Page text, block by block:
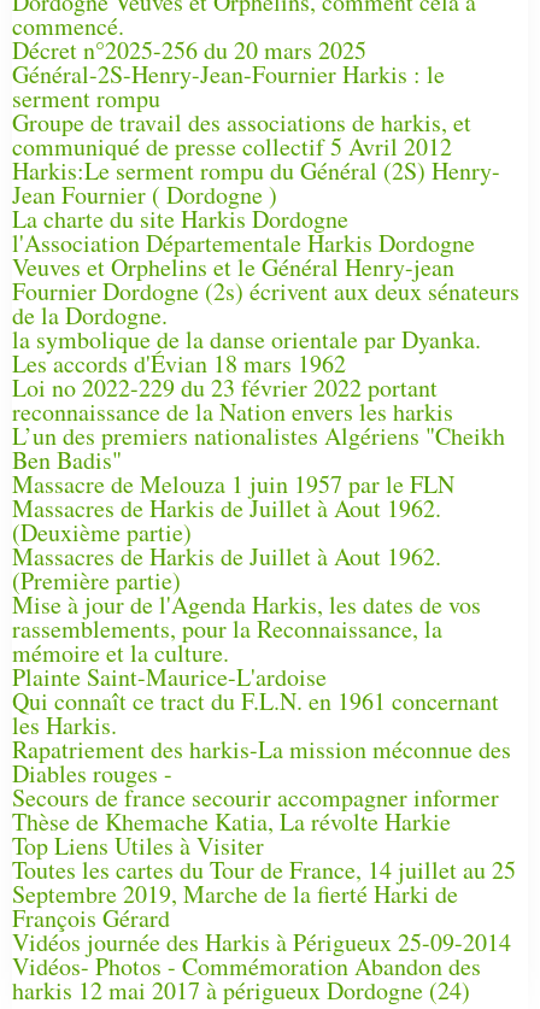
commencé.
Décret n°2025-256 du 20 mars 2025
Général-2S-Henry-Jean-Fournier Harkis : le
serment rompu
Groupe de travail des associations de harkis, et
communiqué de presse collectif 5 Avril 2012
Harkis:Le serment rompu du Général (2S) Henry-
Jean Fournier ( Dordogne )
La charte du site Harkis Dordogne
l'Association Départementale Harkis Dordogne
Veuves et Orphelins et le Général Henry-jean
Fournier Dordogne (2s) écrivent aux deux sénateurs
de la Dordogne.
la symbolique de la danse orientale par Dyanka.
Les accords d'Évian 18 mars 1962
Loi no 2022-229 du 23 février 2022 portant
reconnaissance de la Nation envers les harkis
L’un des premiers nationalistes Algériens "Cheikh
Ben Badis"
Massacre de Melouza 1 juin 1957 par le FLN
Massacres de Harkis de Juillet à Aout 1962.
(Deuxième partie)
Massacres de Harkis de Juillet à Aout 1962.
(Première partie)
Mise à jour de l'Agenda Harkis, les dates de vos
rassemblements, pour la Reconnaissance, la
mémoire et la culture.
Plainte Saint-Maurice-L'ardoise
Qui connaît ce tract du F.L.N. en 1961 concernant
les Harkis.
Rapatriement des harkis-La mission méconnue des
Diables rouges -
Secours de france secourir accompagner informer
Thèse de Khemache Katia, La révolte Harkie
Top Liens Utiles à Visiter
Toutes les cartes du Tour de France, 14 juillet au 25
Septembre 2019, Marche de la fierté Harki de
François Gérard
Vidéos journée des Harkis à Périgueux 25-09-2014
Vidéos- Photos - Commémoration Abandon des
harkis 12 mai 2017 à périgueux Dordogne (24)